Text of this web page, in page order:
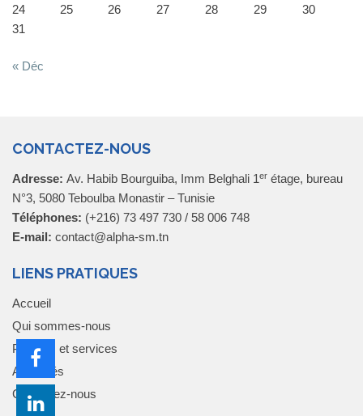
24
25 26 27 28 29
30
31
« Déc
CONTACTEZ-NOUS
Adresse: Av. Habib Bourguiba, Imm Belghali 1er étage, bureau
N°3, 5080 Teboulba Monastir – Tunisie
Téléphones: (+216) 73 497 730 / 58 006 748
E-mail: contact@alpha-sm.tn
LIENS PRATIQUES
Accueil
Qui sommes-nous
Produits et services
Actualités
Contactez-nous